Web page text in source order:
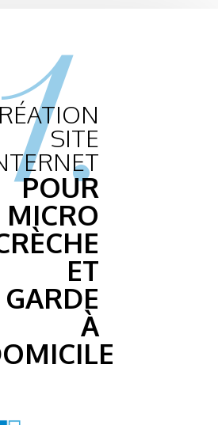
SITE
POUR
MICRO
ET
GARDE
À